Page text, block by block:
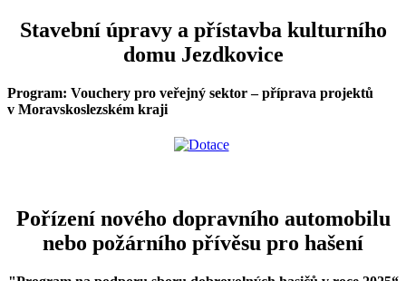
Stavební úpravy a přístavba kulturního
domu Jezdkovice
Program: Vouchery pro veřejný sektor – příprava projektů
v Moravskoslezském kraji
Pořízení nového dopravního automobilu
nebo požárního přívěsu pro hašení